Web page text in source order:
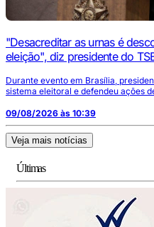
"Desacreditar as urnas é
eleição", diz presidente do
Durante evento em Brasília,
sistema eleitoral e defendeu ações
09/08/2026 às 10:39
Veja mais notícias
Últimas